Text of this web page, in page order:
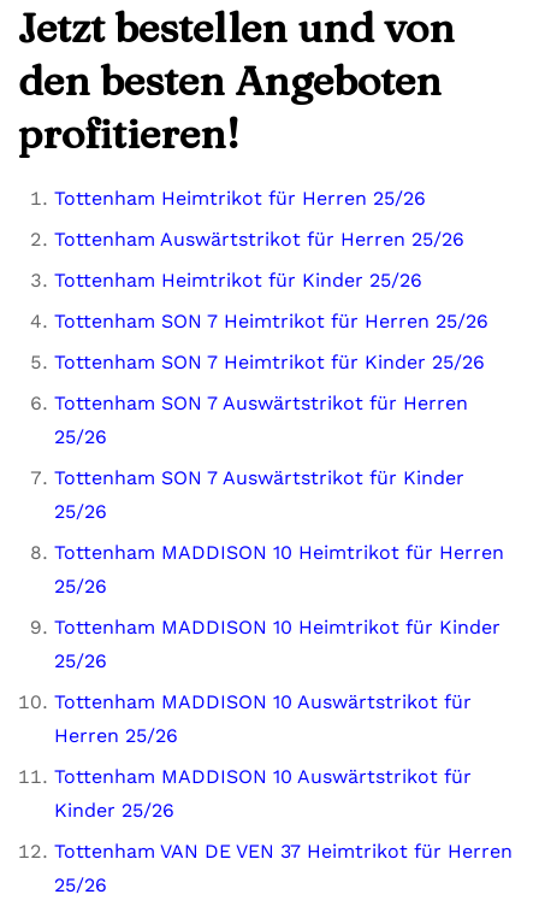
Jetzt bestellen und von
den besten Angeboten
profitieren!
Tottenham Heimtrikot für Herren 25/26
Tottenham Auswärtstrikot für Herren 25/26
Tottenham Heimtrikot für Kinder 25/26
Tottenham SON 7 Heimtrikot für Herren 25/26
Tottenham SON 7 Heimtrikot für Kinder 25/26
Tottenham SON 7 Auswärtstrikot für Herren
25/26
Tottenham SON 7 Auswärtstrikot für Kinder
25/26
Tottenham MADDISON 10 Heimtrikot für Herren
25/26
Tottenham MADDISON 10 Heimtrikot für Kinder
25/26
Tottenham MADDISON 10 Auswärtstrikot für
Herren 25/26
Tottenham MADDISON 10 Auswärtstrikot für
Kinder 25/26
Tottenham VAN DE VEN 37 Heimtrikot für Herren
25/26